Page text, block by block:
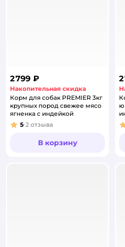
2 799 ₽
Накопительная скидка
Корм для собак PREMIER 3кг
крупных пород свежее мясо
ягненка с индейкой
Рейтинг:
5 2 отзыва
В корзину